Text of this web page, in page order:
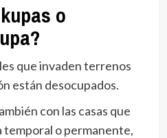
o
que invaden terrenos
están desocupados.
con las casas que
temporal o permanente,